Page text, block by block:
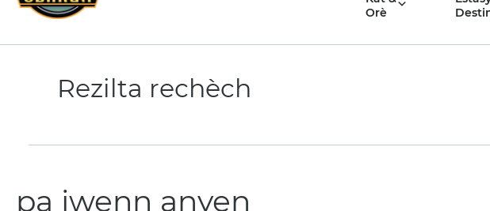
Orè
Rezilta rechèch
pa jwenn anyen